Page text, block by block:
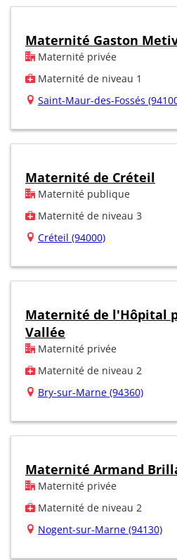
Maternité Gaston
Maternité privée
Maternité de niveau 1
Saint-Maur-des-Fossés
Maternité de Créteil
Maternité publique
Maternité de niveau 3
Créteil (94000)
Maternité de l'Hôpital
Vallée
Maternité privée
Maternité de niveau 2
Bry-sur-Marne (94360)
Maternité Armand
Maternité privée
Maternité de niveau 2
Nogent-sur-Marne (94130)